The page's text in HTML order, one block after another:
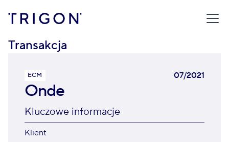
Transakcja
ECM 07/2021
Onde
Kluczowe informacje
Klient